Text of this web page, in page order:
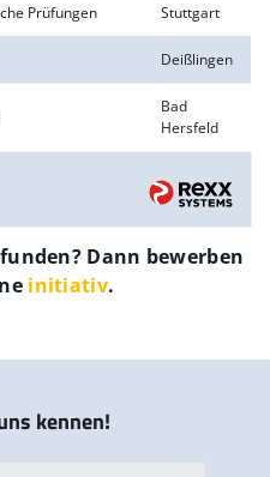
Prüfungen Stuttgart
Deißlingen
Bad
Hersfeld
Dann bewerben
initiativ.
kennen!